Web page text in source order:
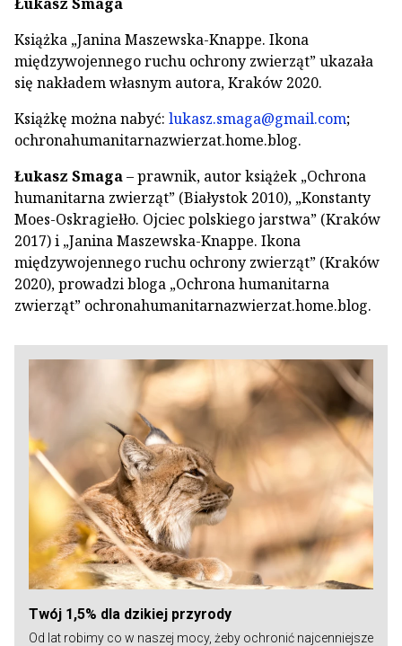
Książka „Janina Maszewska-Knappe. Ikona
międzywojennego ruchu ochrony zwierząt” ukazała
się nakładem własnym autora, Kraków 2020.
Książkę można nabyć: lukasz.smaga@gmail.com;
ochronahumanitarnazwierzat.home.blog.
Łukasz Smaga– prawnik, autor książek „Ochrona
humanitarna zwierząt” (Białystok 2010), „Konstanty
Moes-Oskragiełło. Ojciec polskiego jarstwa” (Kraków
2017) i „Janina Maszewska-Knappe. Ikona
międzywojennego ruchu ochrony zwierząt” (Kraków
2020), prowadzi bloga „Ochrona humanitarna
zwierząt” ochronahumanitarnazwierzat.home.blog.
Twój 1,5% dla dzikiej przyrody
Od lat robimy co w naszej mocy, żeby ochronić najcenniejsze